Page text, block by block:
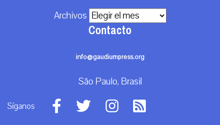
Archivos
Contacto
info@gaudiumpress.org
São Paulo, Brasil
Síganos